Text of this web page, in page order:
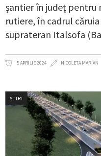
șantier în județ pentru
rutiere, în cadrul
suprateran Italsofa
5 APRILIE 2024 NICOLETA MARIAN
ȘTIRI